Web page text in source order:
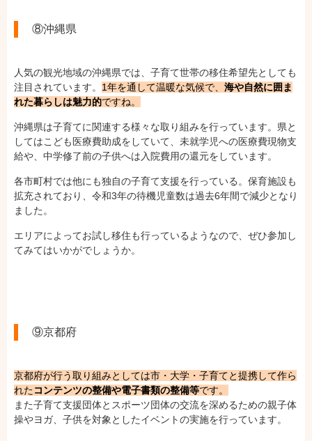
⑧沖縄県
人気の観光地域の沖縄県では、子育て世帯の移住希望先としても
注目されています。 1年を通して温暖な気候で、 海や自然に囲ま
れた暮らしは魅力的ですね。
沖縄県は子育てに関連する様々な取り組みを行っています。県と
してはこども医療費助成をしていて、未就学児への医療費現物支
給や、中学修了前の子供へは入院費用の還元をしています。
各市町村では他にも独自の子育て支援を行っている。保育施設も
拡充されており、令和3年の待機児童数は過去6年間で減少となり
ました。
エリアによってお試し移住も行っているようなので、ぜひ参加し
てみてはいかがでしょうか。
⑨京都府
京都府が行う取り組みとしては市・大学・子育てと提携して作ら
れたコンテンツの整備や電子書類の整備等です。
また子育て支援団体とスポーツ団体の交流を深めるための親子体
操やヨガ、子供を対象としたイベントの実施を行っています。